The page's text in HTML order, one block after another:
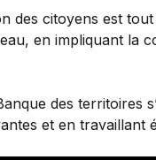
des citoyens est
en impliquant la
des territoires
et en travaillant